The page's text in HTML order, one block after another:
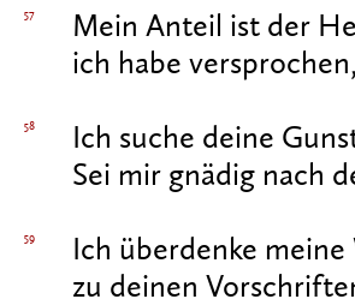
57
Mein Anteil ist der
ich habe
58
Ich suche deine
Sei mir gnädig nach
59
Ich überdenke
zu deinen